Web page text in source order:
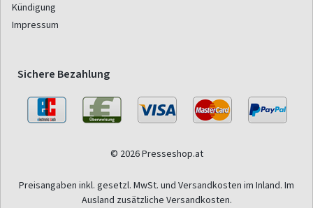
Kündigung
Impressum
Sichere Bezahlung
© 2026 Presseshop.at
Preisangaben inkl. gesetzl. MwSt. und Versandkosten im Inland. Im
Ausland zusätzliche Versandkosten.